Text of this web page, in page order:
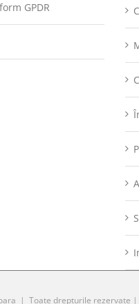
GPDR
| Toate drepturile rezervate